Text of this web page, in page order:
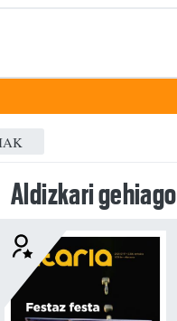
Aldizkari gehiago